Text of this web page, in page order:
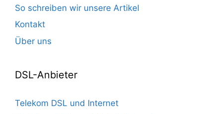
So schreiben wir unsere Artikel
Kontakt
Über uns
DSL-Anbieter
Telekom DSL und Internet